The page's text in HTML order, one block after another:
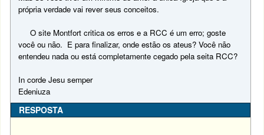
própria verdade vai rever seus conceitos.
O site Montfort critica os erros e a RCC é um erro; goste
você ou não. E para finalizar, onde estão os ateus? Você não
entendeu nada ou está completamente cegado pela seita RCC?
In corde Jesu semper
Edeniuza
RESPOSTA